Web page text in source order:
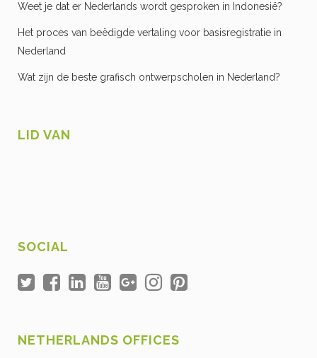
Weet je dat er Nederlands wordt gesproken in Indonesië?
Het proces van beëdigde vertaling voor basisregistratie in
Nederland
Wat zijn de beste grafisch ontwerpscholen in Nederland?
LID VAN
SOCIAL
NETHERLANDS OFFICES